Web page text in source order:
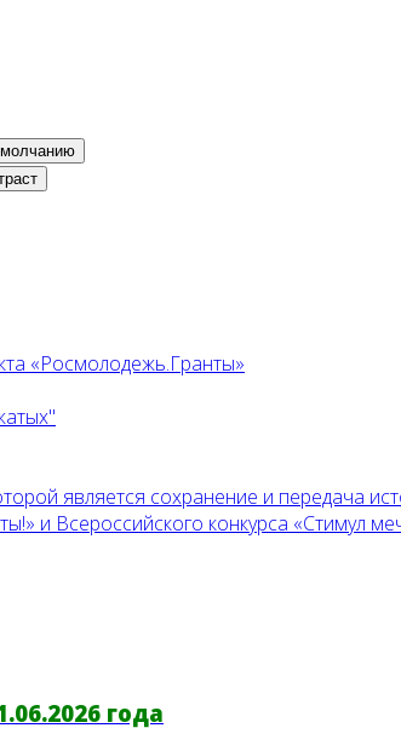
«Росмолодежь.Гранты»
является сохранение и передача
и Всероссийского конкурса «Стимул
года